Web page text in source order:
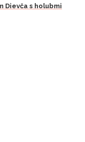
Dievča s holubmi